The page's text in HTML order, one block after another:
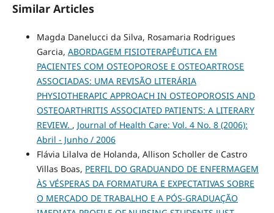
Similar Articles
Magda Danelucci da Silva, Rosamaria Rodrigues
Garcia, ABORDAGEM FISIOTERAPÊUTICA EM
PACIENTES COM OSTEOPOROSE E OSTEOARTROSE
ASSOCIADAS: UMA REVISÃO LITERÁRIA
PHYSIOTHERAPIC APPROACH IN OSTEOPOROSIS AND
OSTEOARTHRITIS ASSOCIATED PATIENTS: A LITERARY
REVIEW. , Journal of Health Care: Vol. 4 No. 8 (2006):
Abril - Junho / 2006
Flávia Lilalva de Holanda, Allison Scholler de Castro
Villas Boas, PERFIL DO GRADUANDO DE ENFERMAGEM
ÀS VÉSPERAS DA FORMATURA E EXPECTATIVAS SOBRE
O MERCADO DE TRABALHO E A PÓS-GRADUAÇÃO